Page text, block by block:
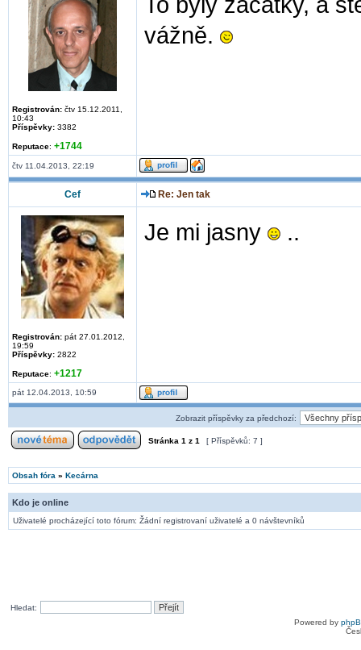
Registrován: čtv 15.12.2011,
10:43
Příspěvky: 3382
Reputace: +1744
vážně.
čtv 11.04.2013, 22:19
Cef Re: Jen tak
Registrován: pát 27.01.2012,
19:59
Příspěvky: 2822
Reputace: +1217
Je mi jasny ..
pát 12.04.2013, 10:59
Zobrazit příspěvky za předchozí:
Stránka 1 z 1 [ Příspěvků: 7 ]
Obsah fóra » Kecárna
Kdo je online
Uživatelé procházející toto fórum: Žádní registrovaní uživatelé a 0 návštevníků
Hledat:
Powered by